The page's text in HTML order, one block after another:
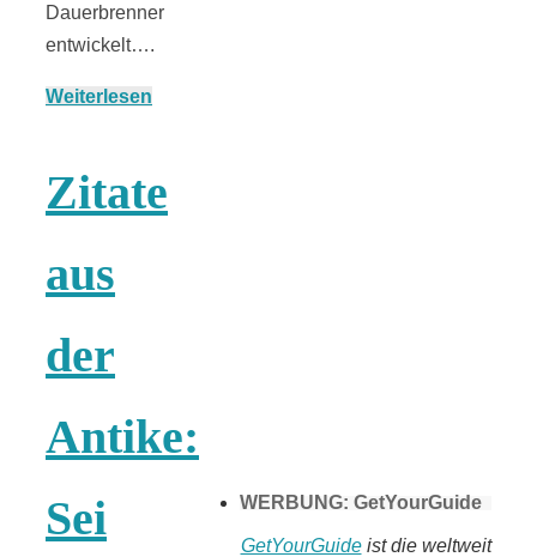
Dauerbrenner
entwickelt….
Weiterlesen
Zitate
aus
der
Antike:
Sei
WERBUNG: GetYourGuide
GetYourGuideist die weltweit